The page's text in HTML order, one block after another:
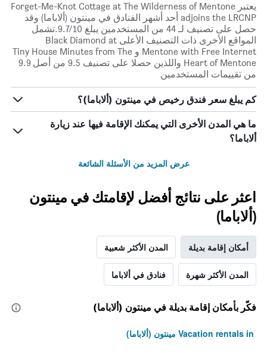
يعتبر Forget-Me-Knot Cottage at The Wilderness of Mentone
adjoins the LRCNP أحد أشهر الفنادق في مينتون (ألاباما) وقد
حصل على تصنيف لـ 44 من المستخدمين يبلغ 9.7/10.تشمل
المواقع الأخرى ذات التصنيف الأعلى Black Diamond at
Mentone with Free Internet و Tiny House Minutes from The
Heart of Mentone واللذين حصلا على تصنيف 9.5 من أصل 9.9
من تقييمات المستخدمين
كم يبلغ سعر فندق رخيص في مينتون (ألاباما)؟
ما هي المدن الأخرى التي يمكنك الإقامة فيها عند زيارة
ألاباما؟
عرض المزيد من الأسئلة الشائعة
اعثر على نتائج أفضل لإقامتك في مينتون
(ألاباما)
أمكان إقامة بديلة المدن الأكثر شعبية
المدن الأكثر شهرة فنادق في ألاباما
فكّر بأمكان إقامة بديلة في مينتون (ألاباما)
Vacation rentals in مينتون (ألاباما)